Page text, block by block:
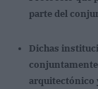
parte del
Dichas
arquitectónico